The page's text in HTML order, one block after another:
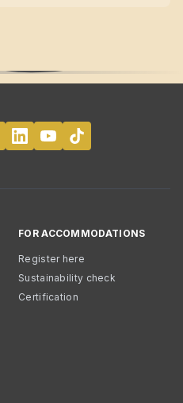
FOR ACCOMMODATIONS
Register here
Sustainability check
Certification